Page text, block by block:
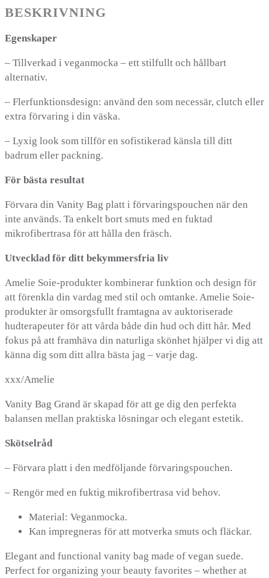
BESKRIVNING
Egenskaper
– Tillverkad i veganmocka – ett stilfullt och hållbart
alternativ.
– Flerfunktionsdesign: använd den som necessär, clutch eller
extra förvaring i din väska.
– Lyxig look som tillför en sofistikerad känsla till ditt
badrum eller packning.
För bästa resultat
Förvara din Vanity Bag platt i förvaringspouchen när den
inte används. Ta enkelt bort smuts med en fuktad
mikrofibertrasa för att hålla den fräsch.
Utvecklad för ditt bekymmersfria liv
Amelie Soie-produkter kombinerar funktion och design för
att förenkla din vardag med stil och omtanke. Amelie Soie-
produkter är omsorgsfullt framtagna av auktoriserade
hudterapeuter för att vårda både din hud och ditt hår. Med
fokus på att framhäva din naturliga skönhet hjälper vi dig att
känna dig som ditt allra bästa jag – varje dag.
xxx/Amelie
Vanity Bag Grand är skapad för att ge dig den perfekta
balansen mellan praktiska lösningar och elegant estetik.
Skötselråd
– Förvara platt i den medföljande förvaringspouchen.
– Rengör med en fuktig mikrofibertrasa vid behov.
Material: Veganmocka.
Kan impregneras för att motverka smuts och fläckar.
Elegant and functional vanity bag made of vegan suede.
Perfect for organizing your beauty favorites – whether at